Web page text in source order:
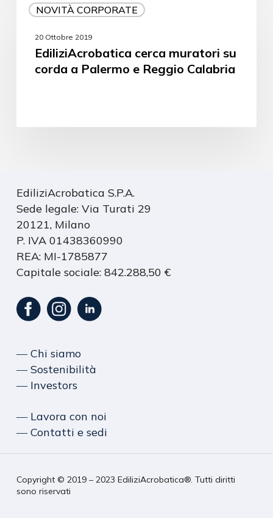
NOVITÀ CORPORATE
20 Ottobre 2019
EdiliziAcrobatica cerca muratori su
corda a Palermo e Reggio Calabria
EdiliziAcrobatica S.P.A.
Sede legale: Via Turati 29
20121, Milano
P. IVA 01438360990
REA: MI-1785877
Capitale sociale: 842.288,50 €
― Chi siamo
― Sostenibilità
― Investors
― Lavora con noi
― Contatti e sedi
Copyright © 2019 – 2023 EdiliziAcrobatica®. Tutti diritti
sono riservati